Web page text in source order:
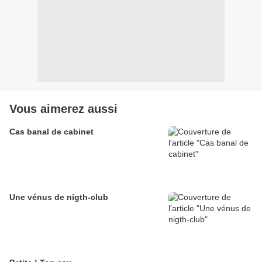
Vous aimerez aussi
Cas banal de cabinet
Une vénus de nigth-club